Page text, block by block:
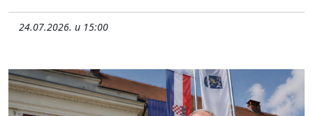
24.07.2026. u 15:00